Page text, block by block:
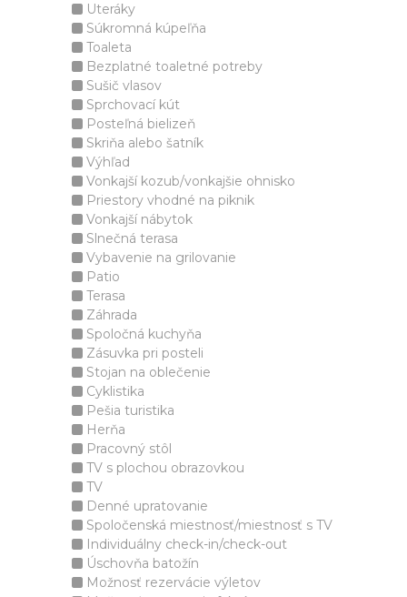
Uteráky
Súkromná kúpeľňa
Toaleta
Bezplatné toaletné potreby
Sušič vlasov
Sprchovací kút
Posteľná bielizeň
Skriňa alebo šatník
Výhľad
Vonkajší kozub/vonkajšie ohnisko
Priestory vhodné na piknik
Vonkajší nábytok
Slnečná terasa
Vybavenie na grilovanie
Patio
Terasa
Záhrada
Spoločná kuchyňa
Zásuvka pri posteli
Stojan na oblečenie
Cyklistika
Pešia turistika
Herňa
Pracovný stôl
TV s plochou obrazovkou
TV
Denné upratovanie
Spoločenská miestnosť/miestnosť s TV
Individuálny check-in/check-out
Úschovňa batožín
Možnosť rezervácie výletov